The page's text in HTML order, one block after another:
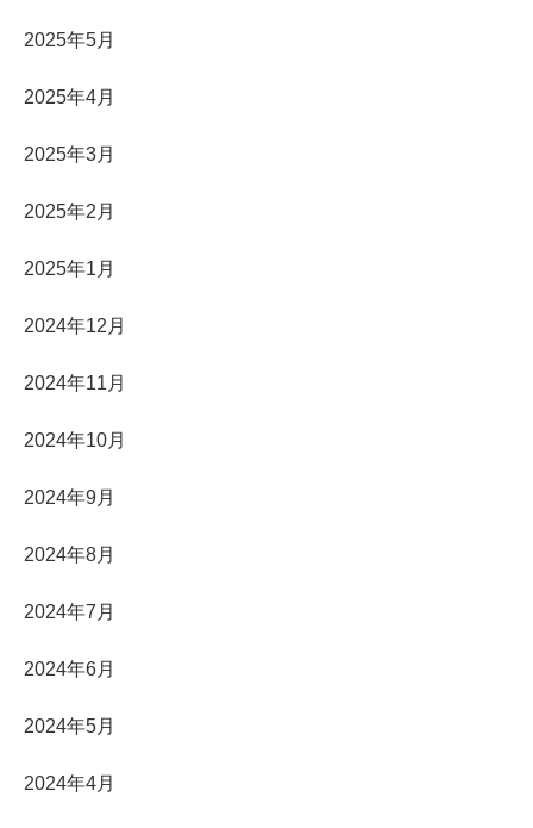
2025年5月
2025年4月
2025年3月
2025年2月
2025年1月
2024年12月
2024年11月
2024年10月
2024年9月
2024年8月
2024年7月
2024年6月
2024年5月
2024年4月